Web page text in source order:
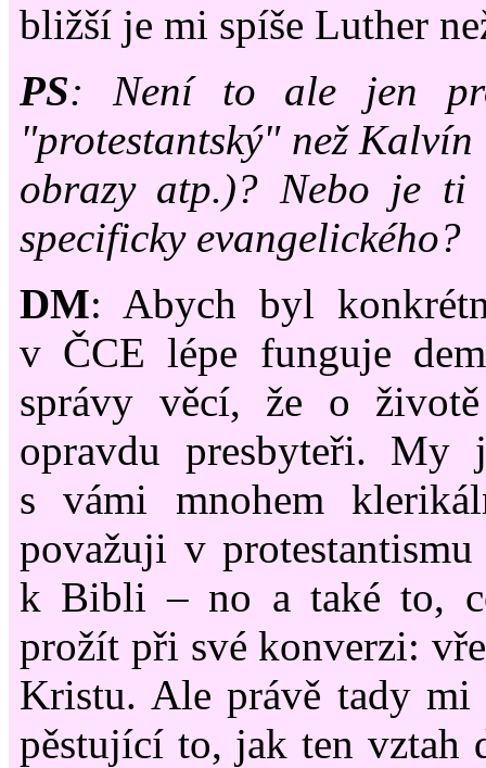
bližší je mi spíše Luther
PS: Není to ale jen
"protestantský" než
obrazy atp.)? Nebo je
specificky evangelického?
DM: Abych byl
v ČCE lépe funguje
správy věcí, že o
opravdu presbyteři. My
s vámi mnohem
považuji v
k Bibli–no a také to,
prožít při své konverzi:
Kristu. Ale právě tady mi
pěstující to, jak ten vztah